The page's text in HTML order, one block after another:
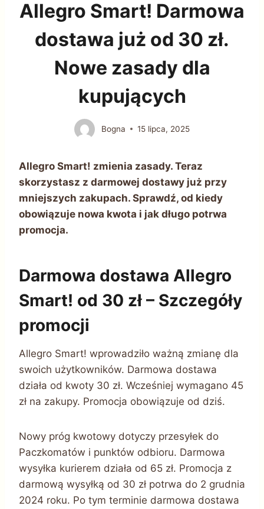
Allegro Smart! Darmowa
dostawa już od 30 zł.
Nowe zasady dla
kupujących
Bogna 15 lipca, 2025
Allegro Smart! zmienia zasady. Teraz
skorzystasz z darmowej dostawy już przy
mniejszych zakupach. Sprawdź, od kiedy
obowiązuje nowa kwota i jak długo potrwa
promocja.
Darmowa dostawa Allegro
Smart! od 30 zł – Szczegóły
promocji
Allegro Smart! wprowadziło ważną zmianę dla
swoich użytkowników. Darmowa dostawa
działa od kwoty 30 zł. Wcześniej wymagano 45
zł na zakupy. Promocja obowiązuje od dziś.
Nowy próg kwotowy dotyczy przesyłek do
Paczkomatów i punktów odbioru. Darmowa
wysyłka kurierem działa od 65 zł. Promocja z
darmową wysyłką od 30 zł potrwa do 2 grudnia
2024 roku. Po tym terminie darmowa dostawa